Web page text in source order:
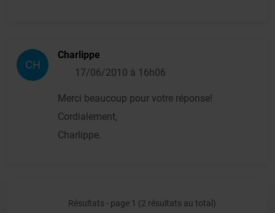
CH
Charlippe
17/06/2010 à 16h06
Merci beaucoup pour votre réponse!
Cordialement,
Charlippe.
Résultats - page 1 (2 résultats au total)